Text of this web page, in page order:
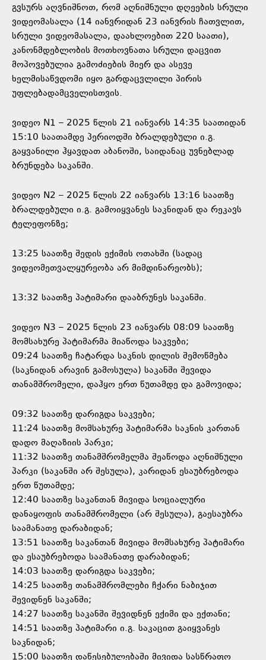
გვსურს აღვნიშნოთ, რომ აღნიშნული დღეების სრული
ვიდეომასალა (14 იანვრიდან 23 იანვრის ჩათვლით,
სრული ვიდეომასალა, დაახლოებით 220 საათი),
კანონმდებლობის მოთხოვნათა სრული დაცვით
მოპოვებულია გამოძიების მიერ და ასევე
ხელმისაწვდომი იყო გარდაცვლილი პირის
უფლებადამცველისთვის.
ვიდეო N1 – 2025 წლის 21 იანვარს 14:35 საათიდან
15:10 საათამდე პერიოდში ბრალდებული ი.გ.
გაყვანილი ჰყავდათ აბანოში, საიდანაც უვნებლად
ბრუნდება საკანში.
ვიდეო N2 – 2025 წლის 22 იანვარს 13:16 საათზე
ბრალდებული ი.გ. გამოიყვანეს საკნიდან და რეკავს
ტელეფონზე;
13:25 საათზე შედის ექიმის ოთახში (სადაც
ვიდეომეთვალყურეობა არ მიმდინარეობს);
13:32 საათზე პატიმარი დააბრუნეს საკანში.
ვიდეო N3 – 2025 წლის 23 იანვარს 08:09 საათზე
მომსახურე პატიმარმა მიაწოდა საკვები;
09:24 საათზე ჩატარდა საკნის დილის შემოწმება
(საკნიდან არავინ გამოსულა) საკანში შევიდა
თანამშრომელი, დაჰყო ერთ წუთამდე და გამოვიდა;
09:32 საათზე დარიგდა საკვები;
11:24 საათზე მომსახურე პატიმარმა საკნის კართან
დადო მაღაზიის პარკი;
11:32 საათზე თანამშრომელმა შეაწოდა აღნიშნული
პარკი (საკანში არ შესულა), კარიდან ესაუბრებოდა
ერთ წუთამდე;
12:40 საათზე საკანთან მივიდა სოციალური
დანაყოფის თანამშრომელი (არ შესულა), გაესაუბრა
საამანათე დარაბიდან;
13:51 საათზე საკანთან მივიდა მომსახურე პატიმარი
და ესაუბრებოდა საამანათე დარაბიდან;
14:03 საათზე დარიგდა საკვები;
14:25 საათზე თანამშრომლები ჩქარი ნაბიჯით
შევიდნენ საკანში;
14:27 საათზე საკანში შევიდნენ ექიმი და ექთანი;
14:51 საათზე პატიმარი ი.გ. საკაცით გაიყვანეს
საკნიდან;
15:00 საათზე დაწესებულებაში მივიდა სასწრაფო